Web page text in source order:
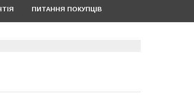
ПИТАННЯ ПОКУПЦІВ